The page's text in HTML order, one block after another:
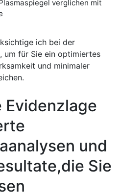
verglichen mit
ich bei der
um für Sie ein optimiertes​
und minimaler
Evidenzlage
und
Sie